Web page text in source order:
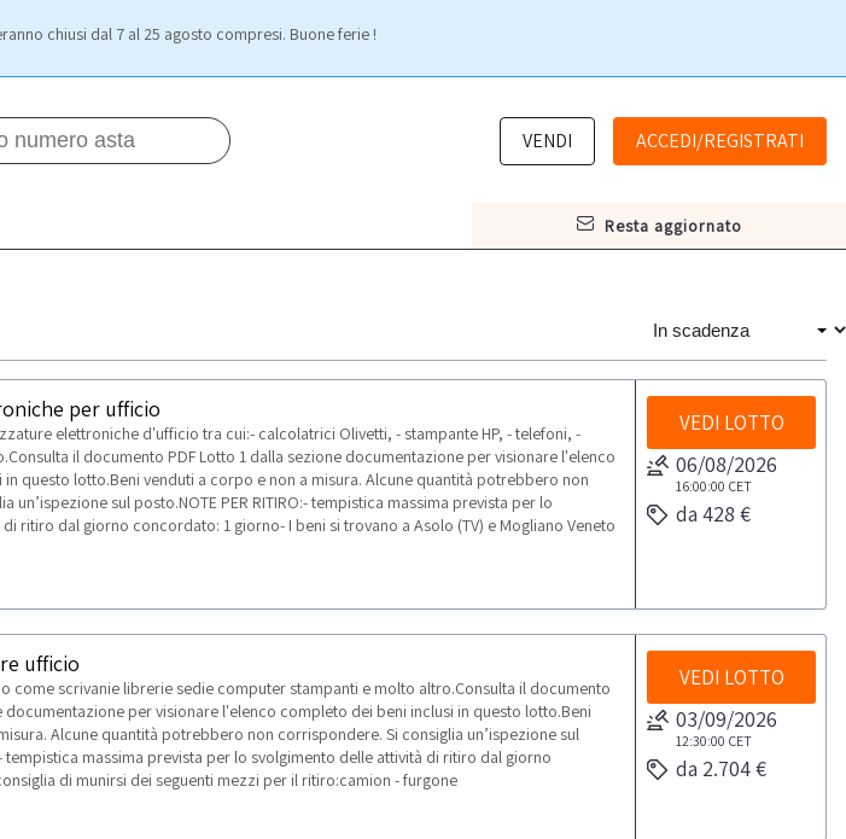
chiusi dal 7 al 25 agosto compresi. Buone ferie !
VENDI ACCEDI/REGISTRATI
resta aggiornato
per ufficio
elettroniche d'ufficio tra cui:- calcolatrici Olivetti, - stampante HP, - telefoni, -
il documento PDF Lotto 1 dalla sezione documentazione per visionare l'elenco
questo lotto.Beni venduti a corpo e non a misura. Alcune quantità potrebbero non
un’ispezione sul posto.NOTE PER RITIRO:- tempistica massima prevista per lo
ritiro dal giorno concordato: 1 giorno- I beni si trovano a Asolo (TV) e Mogliano Veneto
VEDI LOTTO
06/08/2026
16:00:00 CET
da 428 €
ufficio
come scrivanie librerie sedie computer stampanti e molto altro.Consulta il documento
documentazione per visionare l'elenco completo dei beni inclusi in questo lotto.Beni
Alcune quantità potrebbero non corrispondere. Si consiglia un’ispezione sul
tempistica massima prevista per lo svolgimento delle attività di ritiro dal giorno
di munirsi dei seguenti mezzi per il ritiro:camion - furgone
VEDI LOTTO
03/09/2026
12:30:00 CET
da 2.704 €